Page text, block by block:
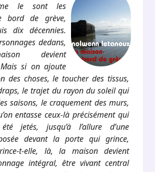
le sont les
bord de grève,
dix décennies.
dedans,
devient
si on ajoute
des choses, le toucher des tissus,
le trajet du rayon du soleil qui
saisons, le craquement des murs,
entasse ceux-là précisément qui
jetés, jusqu’à l’allure d’une
devant la porte qui grince,
t-elle, là, la maison devient
intégral, être vivant central